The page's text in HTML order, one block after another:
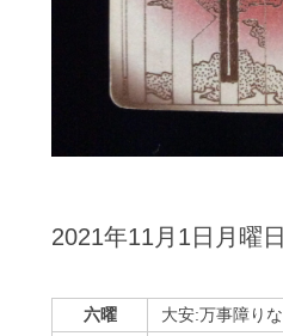
2021年11月1日月曜日
六曜
大安:万事障り